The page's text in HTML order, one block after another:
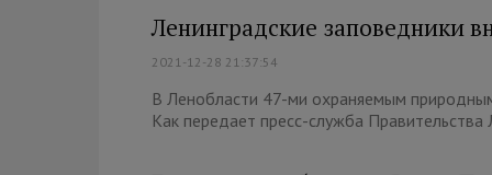
Ленинградские заповедники
2021-12-28 21:37:54
В Ленобласти 47-ми охраняемым
Как передает пресс-служба